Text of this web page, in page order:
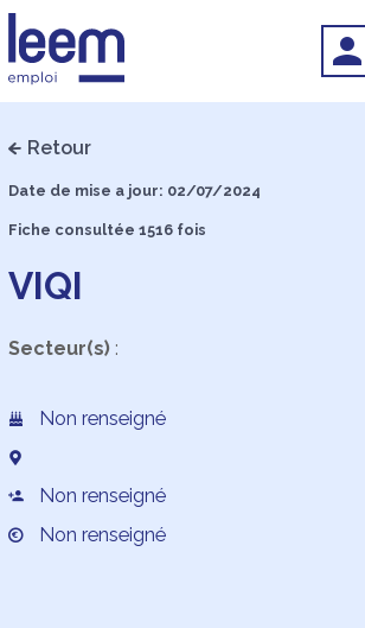
Retour
Date de mise a jour: 02/07/2024
Fiche consultée 1516 fois
VIQI
Secteur(s):
Non renseigné
Non renseigné
Non renseigné